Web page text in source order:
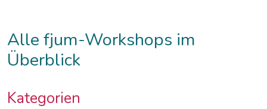
Alle fjum-Workshops im
Überblick
Kategorien